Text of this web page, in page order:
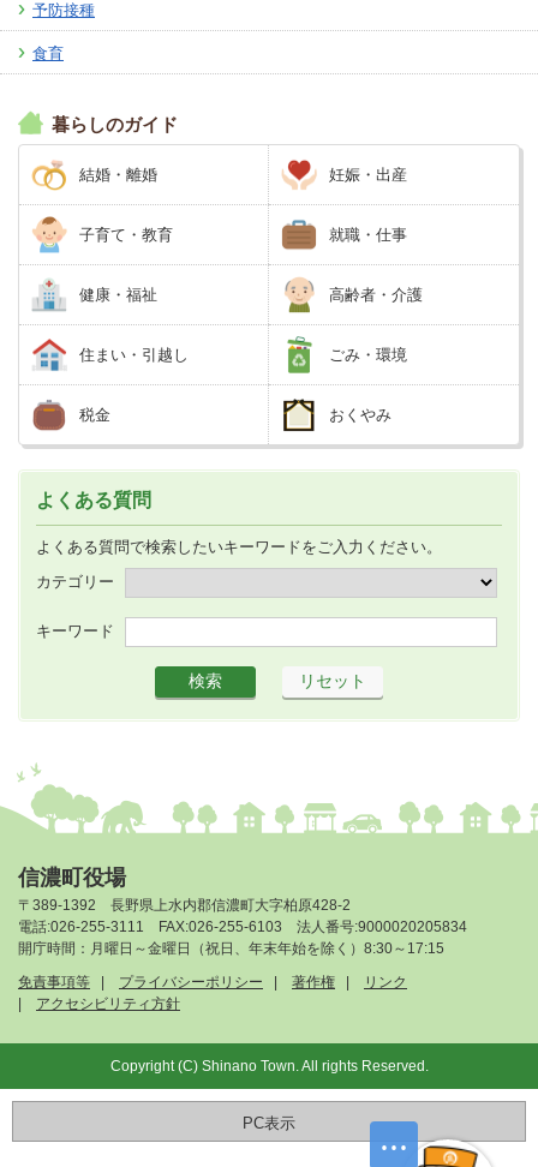
予防接種
食育
暮らしのガイド
結婚・離婚 妊娠・出産
子育て・教育 就職・仕事
健康・福祉 高齢者・介護
住まい・引越し ごみ・環境
税金 おくやみ
よくある質問
よくある質問で検索したいキーワードをご入力ください。
カテゴリー
キーワード
信濃町役場
〒389-1392 長野県上水内郡信濃町大字柏原428-2
電話:026-255-3111 FAX:026-255-6103 法人番号:9000020205834
開庁時間：月曜日～金曜日（祝日、年末年始を除く）8:30～17:15
免責事項等
プライバシーポリシー 著作権
リンク
アクセシビリティ方針
Copyright (C) Shinano Town. All rights Reserved.
PC表示